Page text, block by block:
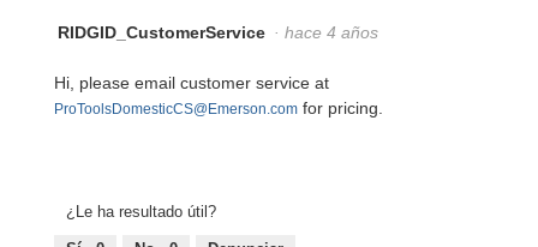
RIDGID_CustomerService · hace 4 años
Hi, please email customer service at
ProToolsDomesticCS@Emerson.com for pricing.
¿Le ha resultado útil?